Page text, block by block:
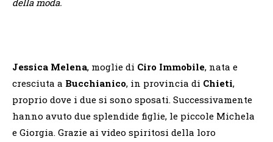
della moda.
Jessica Melena, moglie di Ciro Immobile, nata e
cresciuta a Bucchianico, in provincia di Chieti,
proprio dove i due si sono sposati. Successivamente
hanno avuto due splendide figlie, le piccole Michela
e Giorgia. Grazie ai video spiritosi della loro